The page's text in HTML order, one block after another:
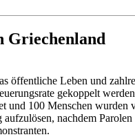
Griechenland
öffentliche Leben und
gekoppelt
100 Menschen
nachdem